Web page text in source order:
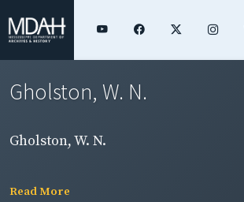
Gholston, W. N.
Gholston, W. N.
Read More